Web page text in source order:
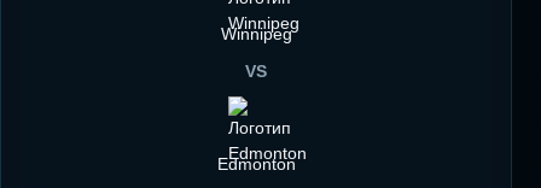
Winnipeg
VS
Edmonton